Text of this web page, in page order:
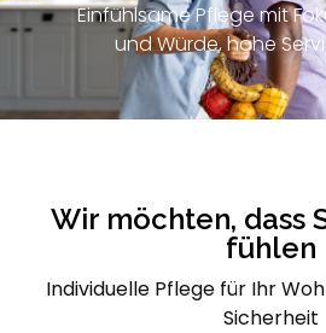
Einfühlsame Pflege mit
und Würde, hohe
Wir möchten, dass
fühlen
Individuelle Pflege für Ihr
Sicherheit